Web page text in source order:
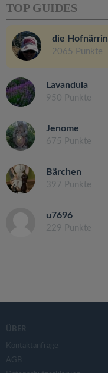
TOP GUIDES
die Hofnärrin
2065 Punkte
Lavandula
950 Punkte
Jenome
675 Punkte
Bärchen
397 Punkte
u7696
229 Punkte
ÜBER
Kontaktanfrage
AGB